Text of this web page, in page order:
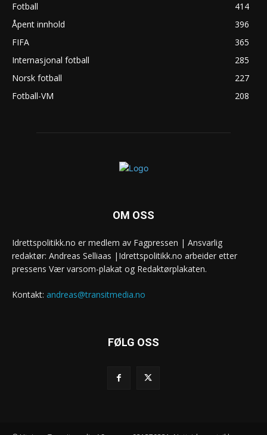
Fotball
414
Åpent innhold
396
FIFA
365
Internasjonal fotball
285
Norsk fotball
227
Fotball-VM
208
OM OSS
Idrettspolitikk.no er medlem av Fagpressen | Ansvarlig
redaktør: Andreas Selliaas |Idrettspolitikk.no arbeider etter
pressens Vær varsom-plakat og Redaktørplakaten.
Kontakt: andreas@transitmedia.no
FØLG OSS